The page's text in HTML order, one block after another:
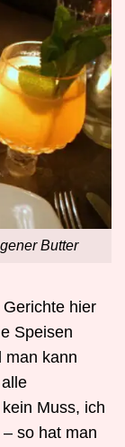
Butter
hier
Speisen
man kann
Muss, ich
so hat man